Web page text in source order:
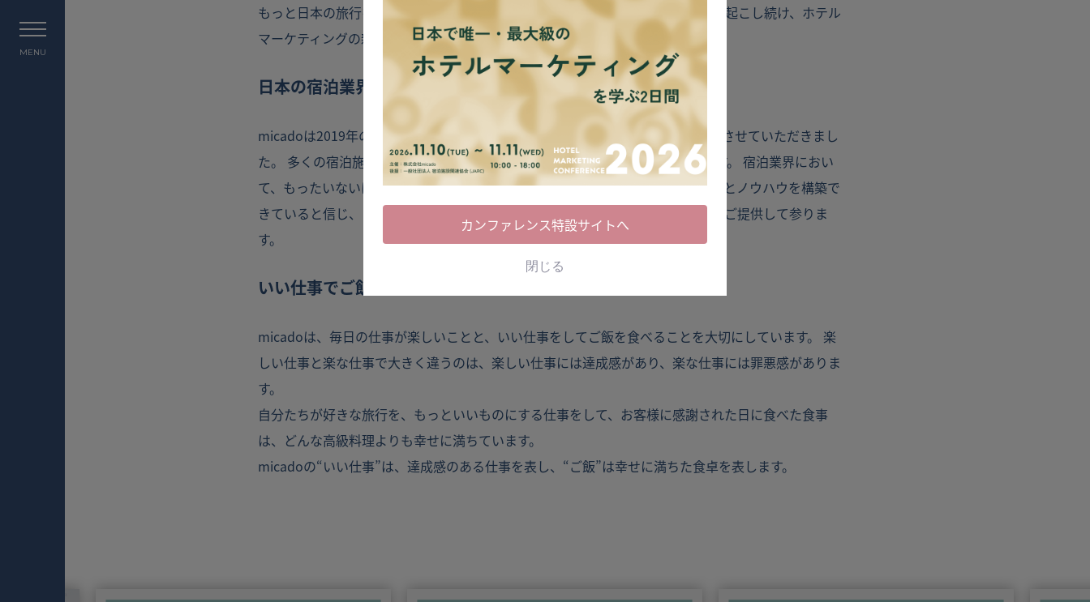
カンファレンス特設サイトへ
閉じる
MENU
もっと日本の旅行を楽しくするために、全国のホテル・旅館にイノベーションを起こし続け、ホテル
マーケティングの新常識を作ることに挑戦しています。
日本の宿泊業界に革新的なマーケティングを
micadoは2019年の創業以来、国内外問わず名だたる素晴らしい宿泊施設を支援させていただきまし
た。 多くの宿泊施設様にお声がけを頂戴し、事業規模も大幅に拡大しております。 宿泊業界におい
て、もったいないほどの評価を頂戴できているのは、研究を怠らず、確かな技術とノウハウを構築で
きていると信じ、これからも宿泊施設の皆様に、本当のマーケティングを優しくご提供して参りま
す。
いい仕事でご飯を食べる
micadoは、毎日の仕事が楽しいことと、いい仕事をしてご飯を食べることを大切にしています。 楽
しい仕事と楽な仕事で大きく違うのは、楽しい仕事には達成感があり、楽な仕事には罪悪感がありま
す。
自分たちが好きな旅行を、もっといいものにする仕事をして、お客様に感謝された日に食べた食事
は、どんな高級料理よりも幸せに満ちています。
micadoの“いい仕事”は、達成感のある仕事を表し、“ご飯”は幸せに満ちた食卓を表します。